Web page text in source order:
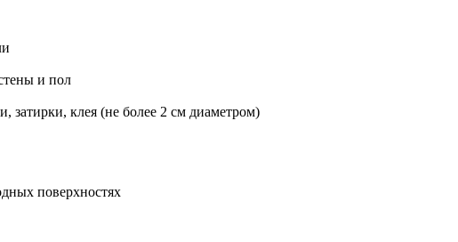
и пол
затирки, клея (не более 2 см диаметром)
поверхностях